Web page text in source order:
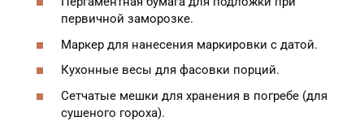
первичной заморозке.
Маркер для нанесения маркировки с датой.
Кухонные весы для фасовки порций.
Сетчатые мешки для хранения в погребе (для
сушеного гороха).